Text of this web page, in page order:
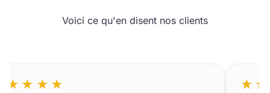
Voici ce qu'en disent nos clients